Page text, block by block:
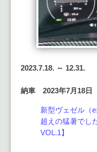
2023.7.18. ～ 12.31.
納車 2023年7月18
新型ヴェゼル（
超えの猛暑でし
VOL.1】